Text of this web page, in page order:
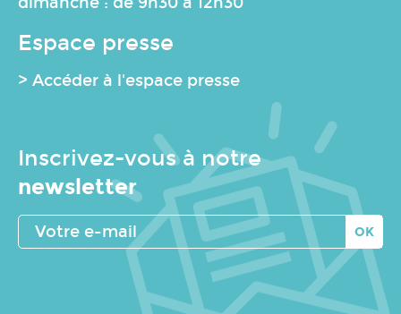
Espace presse
> Accéder à l'espace presse
Inscrivez-vous à notre
newsletter
Votre
e-